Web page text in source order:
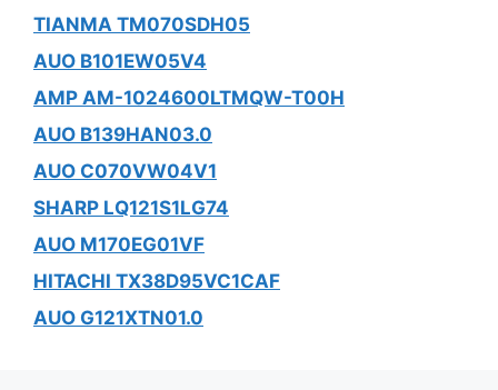
TIANMA TM070SDH05
AUO B101EW05V4
AMP AM-1024600LTMQW-T00H
AUO B139HAN03.0
AUO C070VW04V1
SHARP LQ121S1LG74
AUO M170EG01VF
HITACHI TX38D95VC1CAF
AUO G121XTN01.0